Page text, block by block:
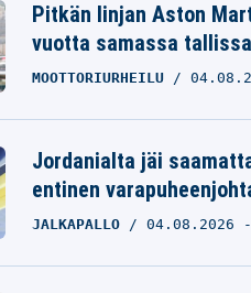
Pitkän linjan Aston
vuotta samassa
MOOTTORIURHEILU
Jordanialta jäi
entinen
JALKAPALLO 04.08.2026